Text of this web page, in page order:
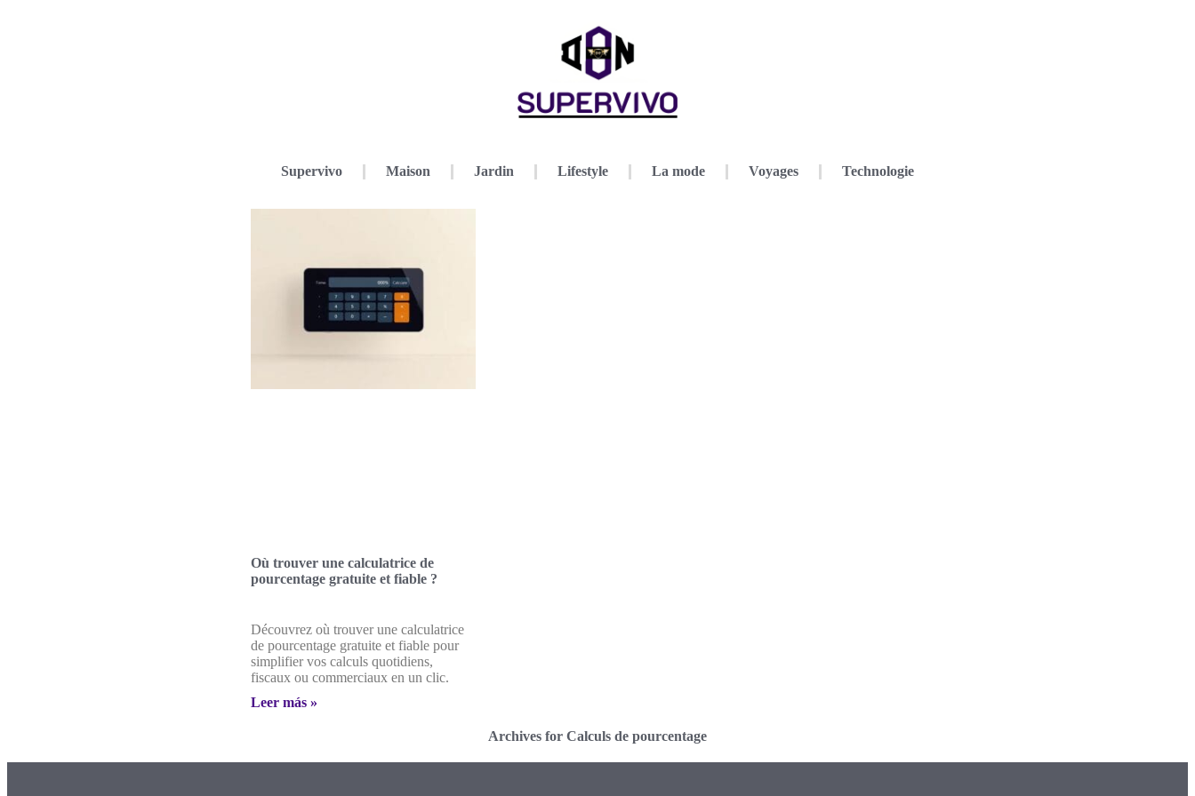
Supervivo Maison Jardin Lifestyle La mode Voyages Technologie
Où trouver une calculatrice de
pourcentage gratuite et fiable ?
Découvrez où trouver une calculatrice
de pourcentage gratuite et fiable pour
simplifier vos calculs quotidiens,
fiscaux ou commerciaux en un clic.
Leer más »
Archives for Calculs de pourcentage